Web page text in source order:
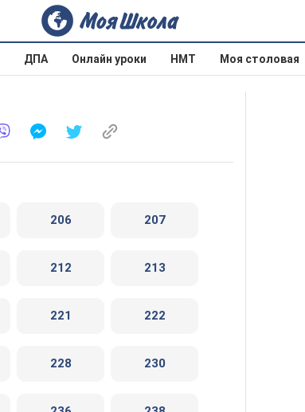
ДПА Онлайн уроки НМТ Моя столовая
206 207
212 213
221 222
228 230